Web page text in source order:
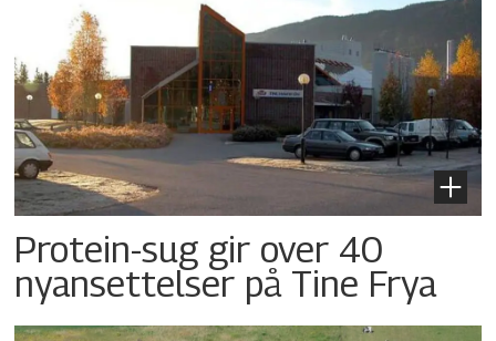
Protein-sug gir over 40
nyansettelser på Tine Frya